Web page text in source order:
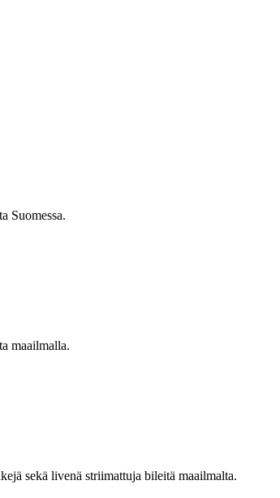
Suomessa.
maailmalla.
sekä livenä striimattuja bileitä maailmalta.